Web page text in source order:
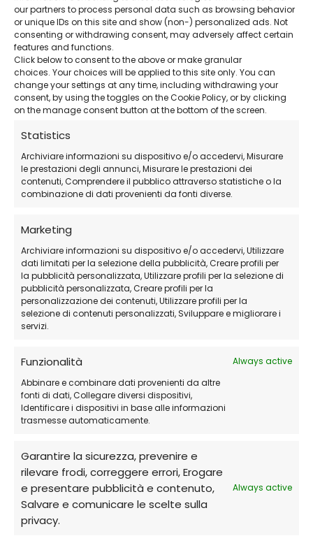
our partners to process personal data such as browsing behavior
or unique IDs on this site and show (non-) personalized ads. Not
consenting or withdrawing consent, may adversely affect certain
features and functions.
Click below to consent to the above or make granular
choices. Your choices will be applied to this site only. You can
change your settings at any time, including withdrawing your
consent, by using the toggles on the Cookie Policy, or by clicking
on the manage consent button at the bottom of the screen.
Statistics
Archiviare informazioni su dispositivo e/o accedervi, Misurare
le prestazioni degli annunci, Misurare le prestazioni dei
contenuti, Comprendere il pubblico attraverso statistiche o la
combinazione di dati provenienti da fonti diverse.
Marketing
Archiviare informazioni su dispositivo e/o accedervi, Utilizzare
dati limitati per la selezione della pubblicità, Creare profili per
la pubblicità personalizzata, Utilizzare profili per la selezione di
pubblicità personalizzata, Creare profili per la
personalizzazione dei contenuti, Utilizzare profili per la
selezione di contenuti personalizzati, Sviluppare e migliorare i
servizi.
Funzionalità
Always active
Abbinare e combinare dati provenienti da altre
fonti di dati, Collegare diversi dispositivi,
Identificare i dispositivi in base alle informazioni
trasmesse automaticamente.
Garantire la sicurezza, prevenire e
rilevare frodi, correggere errori, Erogare
e presentare pubblicità e contenuto,
Salvare e comunicare le scelte sulla
privacy.
Always active